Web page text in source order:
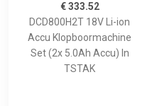
€ 333.52
DCD800H2T 18V Li-ion
Accu Klopboormachine
Set (2x 5.0Ah Accu) In
TSTAK